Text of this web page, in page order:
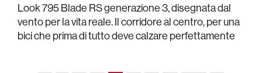
Look 795 Blade RS generazione 3, disegnata dal
vento per la vita reale. Il corridore al centro, per una
bici che prima di tutto deve calzare perfettamente